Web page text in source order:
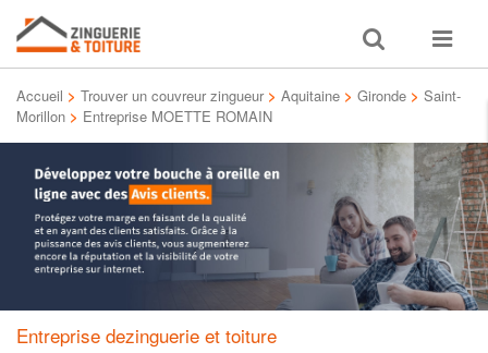
Toggle
search
Toggle
Accueil > Trouver un couvreur zingueur > Aquitaine > Gironde > Saint-
Morillon > Entreprise MOETTE ROMAIN
Entreprise dezinguerie et toiture